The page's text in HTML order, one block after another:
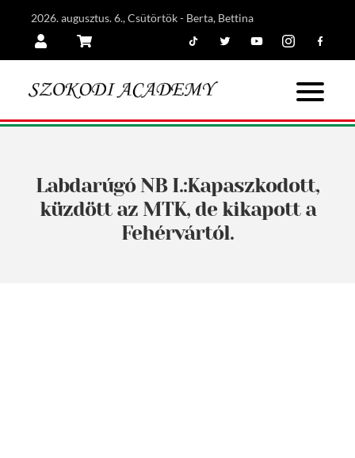
2026. augusztus. 6., Csütörtök - Berta, Bettina
Labdarúgó NB I.:Kapaszkodott,
küzdött az MTK, de kikapott a
Fehérvártól.